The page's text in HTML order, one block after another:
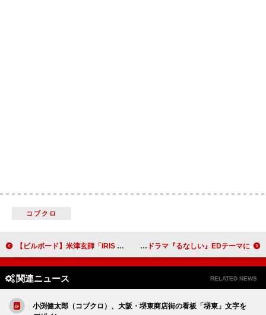
コブクロ
【ビルボード】米津玄師「IRIS OUT」グローバル・ジャパン・ソングスV25達成 韓国公演開催のずとまよが浮上 seiza、初ドラマタイアップ決定 新曲「恋文学」がテレ東系ドラマ『るなしい』EDテーマに
関連ニュース RELATED NEWS
小渕健太郎（コブクロ）、大阪・堺東商店街の看板「堺東」文字を